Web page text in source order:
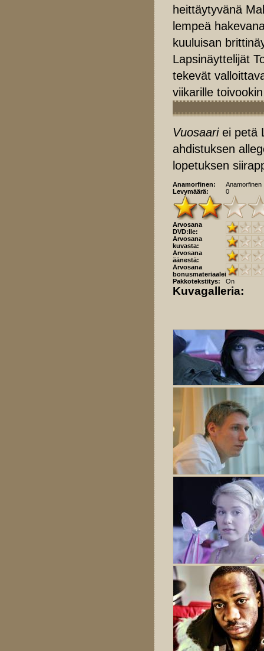
heittäytyvänä
lempeä
kuuluisan
Lapsinäyttelijät
tekevät
viikarille
Vuosaari ei petä
ahdistuksen
lopetuksen
Anamorfinen:
Anamorfinen
Levymäärä:
0
Arvosana
DVD:lle:
Arvosana
kuvasta:
Arvosana
äänestä:
Arvosana
bonusmateriaaleista:
Pakkotekstitys:
On
Kuvagalleria: